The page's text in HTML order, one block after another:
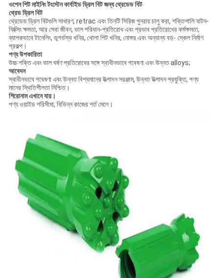
ওপেন পিট মাইনিং টংস্টেন কার্বাইড ড্রিল বিট জন্য থ্রেডেড বিট
থ্রেড ড্রিল বিট
থ্রেডেড ড্রিল বিটগুলি সাধারণ, retrac এবং তিনটি সিরিজ পুনরায় চালু করা, শক্তিশালি বাটন-
ফিক্সিং ক্ষমতা, আর সেবা জীবন, ভাল পরিধান-প্রতিরোধ এবং প্রভাব প্রতিরোধের কর্মক্ষমতা,
ব্যাপকভাবে টানেলিং, ভূগর্ভস্থ খনির, খোলা পিট খনির, নোঙ্গর এবং অন্যান্য বড়- স্কেল নির্মাণ
প্রকল্প।
পণ্য উপকারিতা
উচ্চ শক্তি এবং ভাল ঘর্ষণ প্রতিরোধের সঙ্গে স্বাধীনভাবে গবেষণা এবং উন্নত alloys;
আবেদন
স্বাধীনভাবে গবেষণা এবং উন্নত বিশ্বমানের উত্পাদন সরঞ্জাম, উন্নত উত্পাদন প্রযুক্তি, পণ্য
মানের স্থিতিশীলতা নিশ্চিত।
শিরোনাম এখানে যায়।
পণ্য ওয়াইড পরিসীমা, বিভিন্ন কাজের শর্ত মেলে।